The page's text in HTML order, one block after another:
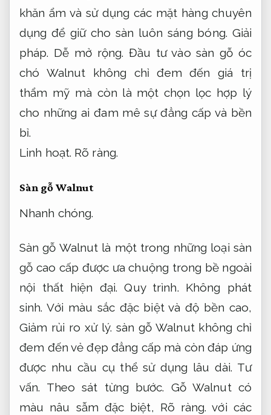
khăn ẩm và sử dụng các mặt hàng chuyên
dụng để giữ cho sàn luôn sáng bóng. Giải
pháp. Dễ mở rộng. Đầu tư vào sàn gỗ óc
chó Walnut không chỉ đem đến giá trị
thẩm mỹ mà còn là một chọn lọc hợp lý
cho những ai đam mê sự đẳng cấp và bền
bỉ.
Linh hoạt. Rõ ràng.
Sàn gỗ Walnut
Nhanh chóng.
Sàn gỗ Walnut là một trong những loại sàn
gỗ cao cấp được ưa chuộng trong bề ngoài
nội thất hiện đại.Quy trình. Không phát
sinh. Với màu sắc đặc biệt và độ bền cao,
Giảm rủi ro xử lý. sàn gỗ Walnut không chỉ
đem đến vẻ đẹp đẳng cấp mà còn đáp ứng
được nhu cầu cụ thể sử dụng lâu dài. Tư
vấn. Theo sát từng bước. Gỗ Walnut có
màu nâu sẫm đặc biệt, Rõ ràng. với các